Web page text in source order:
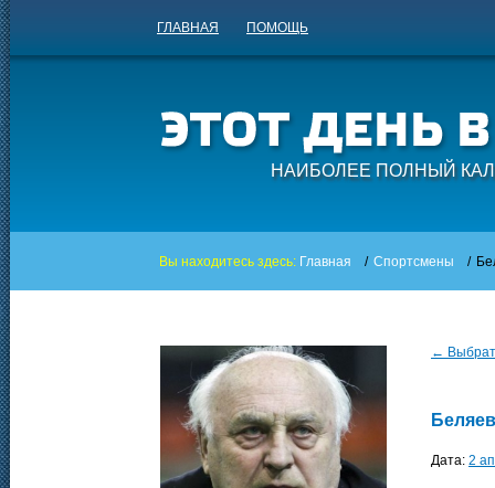
ГЛАВНАЯ ПОМОЩЬ
НАИБОЛЕЕ ПОЛНЫЙ
Вы находитесь здесь: Главная / Спортсмены /
←
Дата: 2